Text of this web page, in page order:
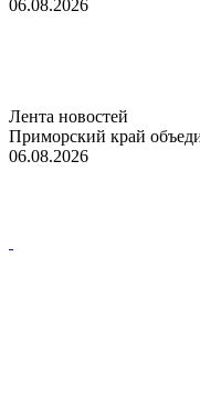
06.08.2026
Лента новостей
Приморский край
06.08.2026